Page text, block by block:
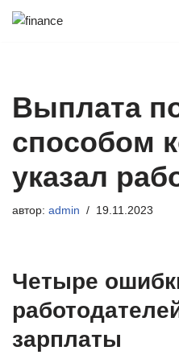
Выплата
способом
указал
автор: admin 19.11.2023
Четыре
зарплаты